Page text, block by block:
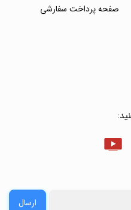
صفحه پرداخت سفارشی
ارسال